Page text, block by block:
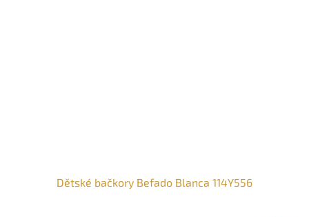
Dětské bačkory Befado Blanca 114Y556